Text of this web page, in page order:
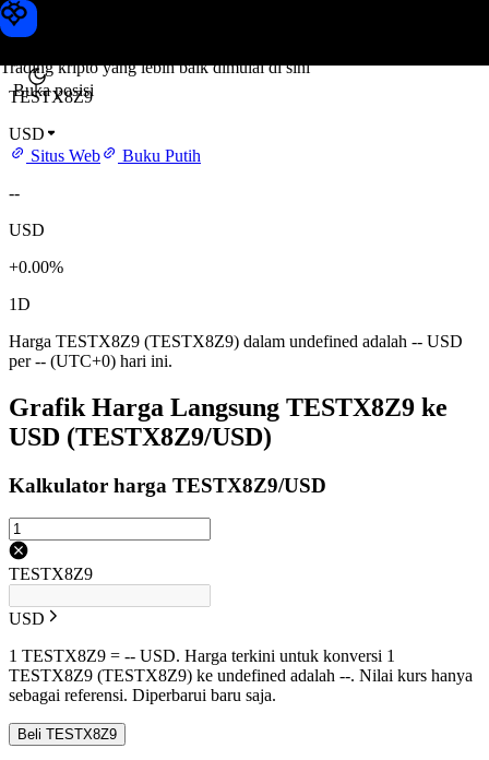
Trading kripto yang lebih baik dimulai di sini
Buka posisi
Harga TESTX8Z9
TESTX8Z9
USD
Situs Web
Buku Putih
--
USD
+0.00%
1D
Harga TESTX8Z9 (TESTX8Z9) dalam undefined adalah -- USD
per -- (UTC+0) hari ini.
Grafik Harga Langsung TESTX8Z9 ke
USD (TESTX8Z9/USD)
Kalkulator harga TESTX8Z9/USD
TESTX8Z9
USD
1 TESTX8Z9 = -- USD. Harga terkini untuk konversi 1
TESTX8Z9 (TESTX8Z9) ke undefined adalah --. Nilai kurs hanya
sebagai referensi. Diperbarui baru saja.
Beli TESTX8Z9